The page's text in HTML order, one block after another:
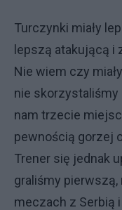
Turczynki miały
lepszą atakującą
Nie wiem czy
nie skorzystaliśmy
nam trzecie
pewnością gorzej
Trener się jednak
graliśmy pierwszą,
meczach z Serbią